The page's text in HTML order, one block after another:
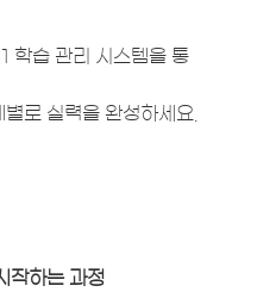
학습 관리 시스템을 통
로 실력을 완성하세요.
작하는 과정